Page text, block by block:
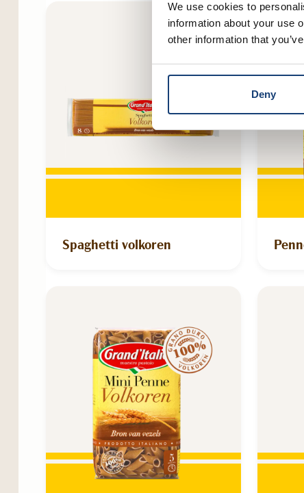
We use cookies to
information about your use
other information that
Deny
Spaghetti volkoren